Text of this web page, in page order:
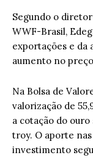
Segundo o
WWF-Brasil,
exportações e da
aumento no
Na Bolsa de
valorização de
a cotação do
troy. O aporte
investimento